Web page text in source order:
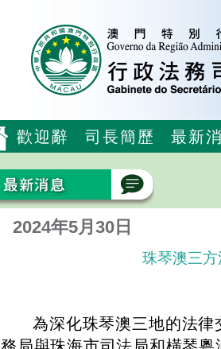
歡迎辭 司長簡歷 最新
2024年5月30日
珠琴澳三
為深化珠琴澳三地的法